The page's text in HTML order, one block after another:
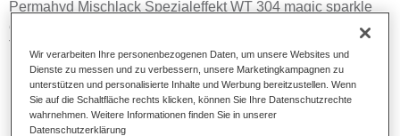
Permahyd Mischlack Spezialeffekt WT 304 magic sparkle
effect eignet sich für die Ausmischung von Permahyd Hi-
TEC Basislack 480 und Permahyd Basislack 286.
Produktmerkmale
Einfach und schnell zu verarbeiten.
Bietet eine hohe Farbtongenauigkeit und gleichmäßige
Wir verarbeiten Ihre personenbezogenen Daten, um unsere Websites und
Dienste zu messen und zu verbessern, unsere Marketingkampagnen zu
unterstützen und personalisierte Inhalte und Werbung bereitzustellen. Wenn
Sie auf die Schaltfläche rechts klicken, können Sie Ihre Datenschutzrechte
wahrnehmen. Weitere Informationen finden Sie in unserer
Datenschutzerklärung